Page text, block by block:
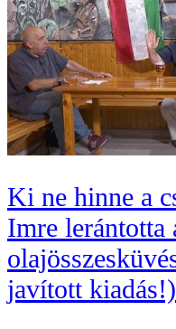
Ki ne hinne a
Imre lerántotta
javított kiadás!)